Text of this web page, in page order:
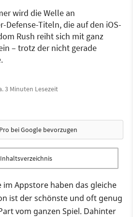
wird die Welle an
Defense-Titeln, die auf den iOS-
Rush reiht sich mit ganz
– trotz der nicht gerade
3 Minuten Lesezeit
bei Google bevorzugen
Inhaltsverzeichnis
im Appstore haben das gleiche
ist der schönste und oft genug
vom ganzen Spiel. Dahinter